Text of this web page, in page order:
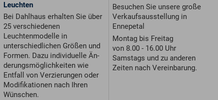
Leuchten
Bei Dahlhaus erhalten Sie über
25 verschiedenen
Leuchtenmodelle in
unterschiedlichen Größen und
For­men. Dazu individuelle Än­
de­rungs­möglichkeiten wie
Entfall von Ver­zie­run­gen oder
Modifikationen nach Ihren
Wünschen.
Besuchen Sie unsere große
Verkaufsausstellung in
Ennepetal
Montag bis Freitag
von 8.00 - 16.00 Uhr
Samstags und zu anderen
Zeiten nach Vereinbarung.